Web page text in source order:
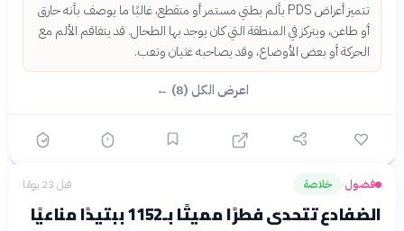
تتميز أعراض PDS بألم بطني مستمر أو متقطع، غالبًا ما يوصف بأنه حارق
أو طاعن، ويتركز في المنطقة التي كان يوجد بها الطحال. قد يتفاقم الألم مع
الحركة أو بعض الأوضاع، وقد يصاحبه غثيان وتعب.
اعرض الكل (8) ←
فضول› خلاصة قبل 23 يومًا
الضفادع تتحدى فطرًا مميتًا بـ1152 ببتيدًا مناعيًا